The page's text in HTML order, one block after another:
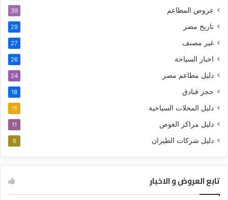
عروض المطاعم 39
تاريخ مصر 29
غير مصنف 27
اخبار السياحة 26
دليل مطاعم مصر 24
حجز فنادق 18
دليل المحلات السياحية 15
دليل مراكز الغوص 11
دليل شركات الطيران 6
تابع العروض و الاخبار